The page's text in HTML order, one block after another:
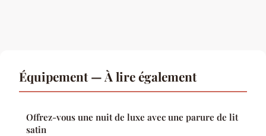
Équipement — À lire également
Offrez-vous une nuit de luxe avec une parure de lit
satin